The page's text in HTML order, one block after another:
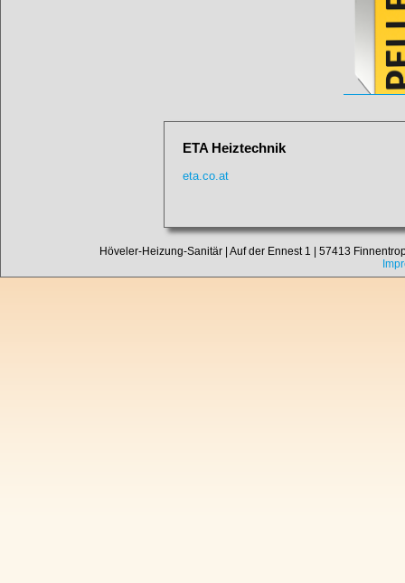
ETA Heiztechnik
eta.co.at
Höveler-Heizung-Sanitär | Auf der Ennest 1 | 57413